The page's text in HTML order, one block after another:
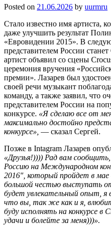
Posted on 21.06.2026 by uurmru
Стало известно имя артиста,
даже улучшить результат
«Евровидении 2015». В
представителем России
артист объявил со сцены
церемония вручения
премии». Лазарев был
своей речи музыкант
команду, а также заявил, что
представителем России на
конкурсе. «Я сделаю все от
максимально достойно
конкурсе», — сказал Сергей.
Позже в Intagram Лазарев
«Друзья!)))) Рад вам
Россию на Международном
2016″, который пройдет в
большой честью выступать
будет увлекательный опыт, я
что вы, так же как и я,
буду исполнять на конкурсе
удачи и болейте за меня)))».